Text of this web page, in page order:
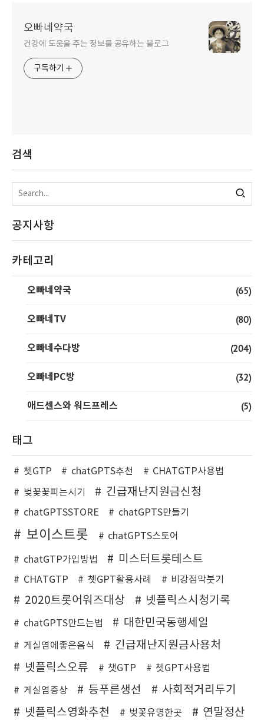
오빠네약국
건강에 도움을 주는 정보를 공유하는 블로그
구독하기
검색
공지사항
카테고리
오빠네약국 (65)
오빠네TV (80)
오빠네수다방 (204)
오빠네PC방 (32)
애드센스와 워드프레스 (5)
태그
쳇GTP chatGPTS추천
CHATGTP사용법
벚꽃꽃피는시기
긴급재난지원금신청
chatGPTSSTORE chatGPTS만들기
보이스트롯 chatGPTS스토어
chatGTP가입방법 미스터트롯테스트
CHATGTP 쳇GPT활용사례 비강점막붓기
2020트롯어워즈대상 넷플릭스시청기록
chatGPTS만드는법 대한민국동행세일
게실염에좋은음식
긴급재난지원금사용처
넷플릭스오류
챗GTP 쳇GPT사용법
게실염증상 등푸른생선
사회적거리두기
넷플릭스영화추천
벚꽃유명한곳 연말정산